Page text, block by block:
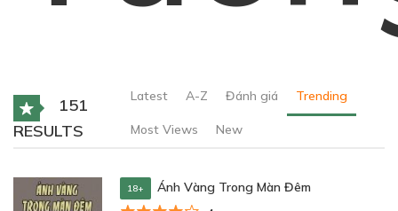
151
RESULTS
Latest A-Z Đánh giá Trending
Most Views New
18+ Ánh Vàng Trong Màn Đêm